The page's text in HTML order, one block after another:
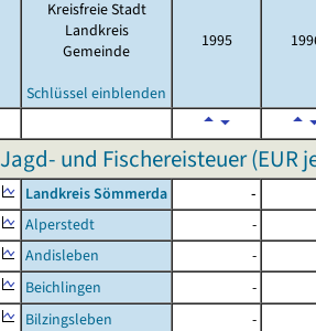
Kreisfreie Stadt
Landkreis
Gemeinde
Schlüssel einblenden
1995
Jagd- und Fischereisteuer (EUR
Landkreis Sömmerda -
Alperstedt
-
Andisleben
-
Beichlingen
-
Bilzingsleben
-